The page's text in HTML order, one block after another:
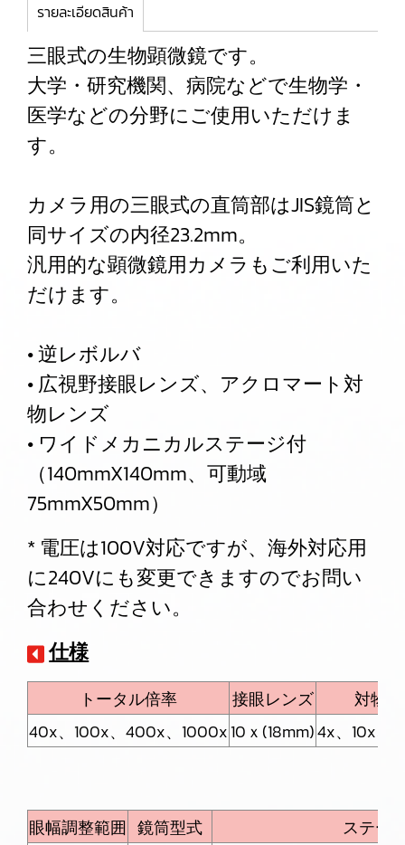
รายละเอียดสินค้า
三眼式の生物顕微鏡です。
大学・研究機関、病院などで生物学・
医学などの分野にご使用いただけま
す。
カメラ用の三眼式の直筒部はJIS鏡筒と
同サイズの内径23.2mm。
汎用的な顕微鏡用カメラもご利用いた
だけます。
• 逆レボルバ
• 広視野接眼レンズ、アクロマート対
物レンズ
• ワイドメカニカルステージ付
（140mmX140mm、可動域
75mmX50mm）
* 電圧は100V対応ですが、海外対応用
に240Vにも変更できますのでお問い
合わせください。
仕様
トータル倍率 接眼レンズ
対物
40x、100x、400x、1000x10ｘ(18mm)4x、10x、
眼幅調整範囲 鏡筒型式 ステー